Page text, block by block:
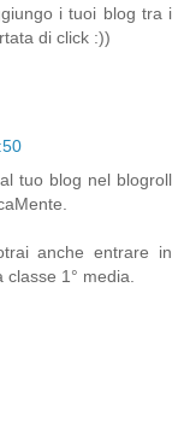
i tuoi blog tra i
di click :))
tuo blog nel blogroll
anche entrare in
1° media.